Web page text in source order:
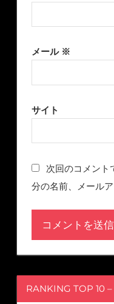
メール ※
サイト
次回のコメント
分の名前、メール
RANKING TOP 10